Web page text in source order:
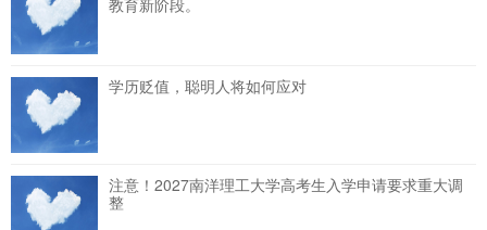
教育新阶段。
学历贬值，聪明人将如何应对
注意！2027南洋理工大学高考生入学申请要求重大调
整